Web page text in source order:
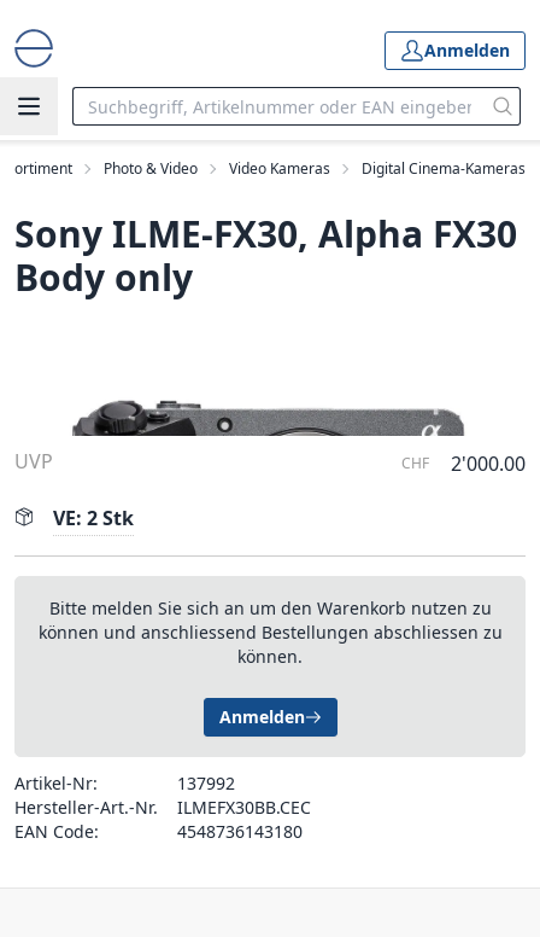
Anmelden
Sortiment Photo & Video Video Kameras Digital Cinema-Kameras
Sony ILME-FX30, Alpha FX30
Body only
UVP CHF 2'000.00
VE: 2 Stk
Bitte melden Sie sich an um den Warenkorb nutzen zu
können und anschliessend Bestellungen abschliessen zu
können.
Anmelden
Artikel-Nr:
137992
Hersteller-Art.-Nr.
ILMEFX30BB.CEC
EAN Code:
4548736143180